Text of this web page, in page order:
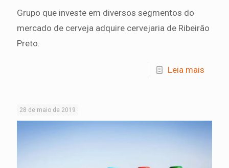
Grupo que investe em diversos segmentos do
mercado de cerveja adquire cervejaria de Ribeirão
Preto.
Leia mais
28 de maio de 2019